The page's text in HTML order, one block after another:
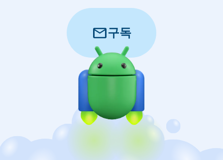
mail구독